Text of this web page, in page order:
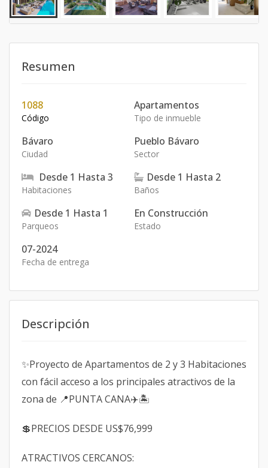
Resumen
1088
Código
Apartamentos
Tipo de inmueble
Bávaro
Ciudad
Pueblo Bávaro
Sector
Desde 1 Hasta 3
Habitaciones
Desde 1 Hasta 2
Baños
Desde 1 Hasta 1
Parqueos
En Construcción
Estado
07-2024
Fecha de entrega
Descripción
✨Proyecto de Apartamentos de 2 y 3 Habitaciones
con fácil acceso a los principales atractivos de la
zona de 📍PUNTA CANA✈️🏝️
💲PRECIOS DESDE US$76,999
ATRACTIVOS CERCANOS: